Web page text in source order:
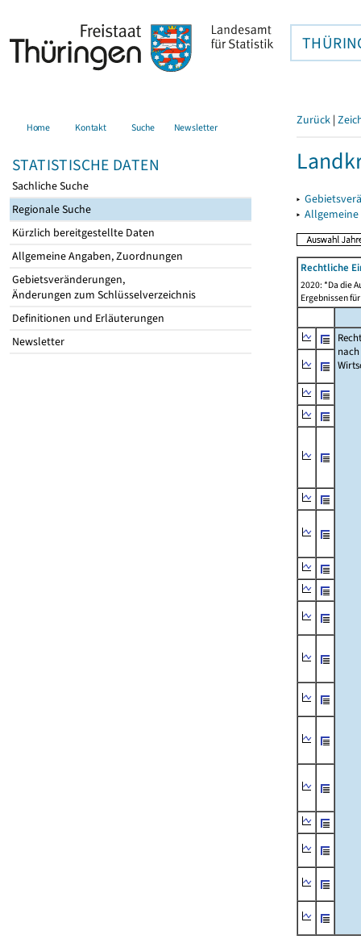
Home Kontakt Suche Newsletter
STATISTISCHE DATEN
Sachliche Suche
Regionale Suche
Kürzlich bereitgestellte Daten
Allgemeine Angaben, Zuordnungen
Gebietsveränderungen,
Änderungen zum Schlüsselverzeichnis
Definitionen und Erläuterungen
Newsletter
Zurück |
▸
▸
Rechtliche
2020: *Da die
Ergebnissen